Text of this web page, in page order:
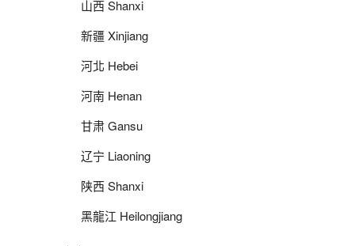
山西 Shanxi
新疆 Xinjiang
河北 Hebei
河南 Henan
甘肃 Gansu
辽宁 Liaoning
陕西 Shanxi
黑龍江 Heilongjiang